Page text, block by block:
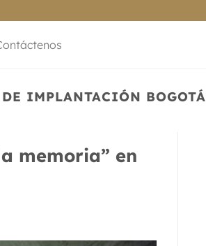
IMPLANTACIÓN BOGOTÁ
memoria” en